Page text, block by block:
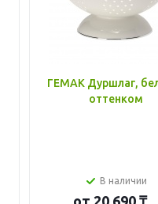
ГЕМАК Дуршлаг,
оттенком
В наличии
от 20 690 ₸